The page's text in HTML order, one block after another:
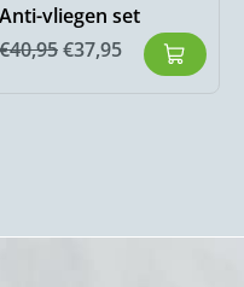
Anti-vliegen set
€40,95€37,95